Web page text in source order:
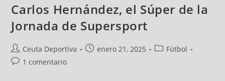
Carlos Hernández, el Súper de la
Jornada de Supersport
Ceuta Deportiva enero 21, 2025
Fútbol
1 comentario